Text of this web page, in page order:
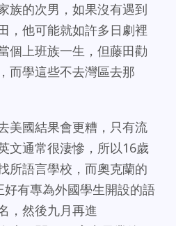
族的次男，如果沒有遇到
，他可能就如許多日劇裡
個上班族一生，但藤田勸
而學這些不去灣區去那
美國結果會更糟，只有流
文通常很淒慘，所以16歲
所語言學校，而奧克蘭的
有專為外國學生開設的語
，然後九月再進